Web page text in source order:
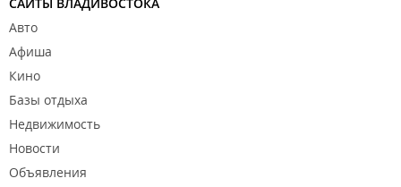
Авто
Афиша
Кино
Базы отдыха
Недвижимость
Новости
Объявления